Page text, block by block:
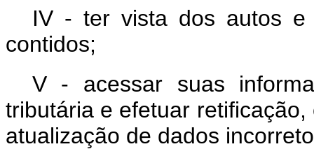
IV - ter vista dos autos e
contidos;
V - acessar suas
tributária e efetuar
atualização de dados